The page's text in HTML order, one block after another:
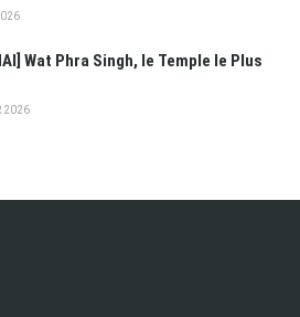
Wat Phra Singh, le Temple le Plus
2026